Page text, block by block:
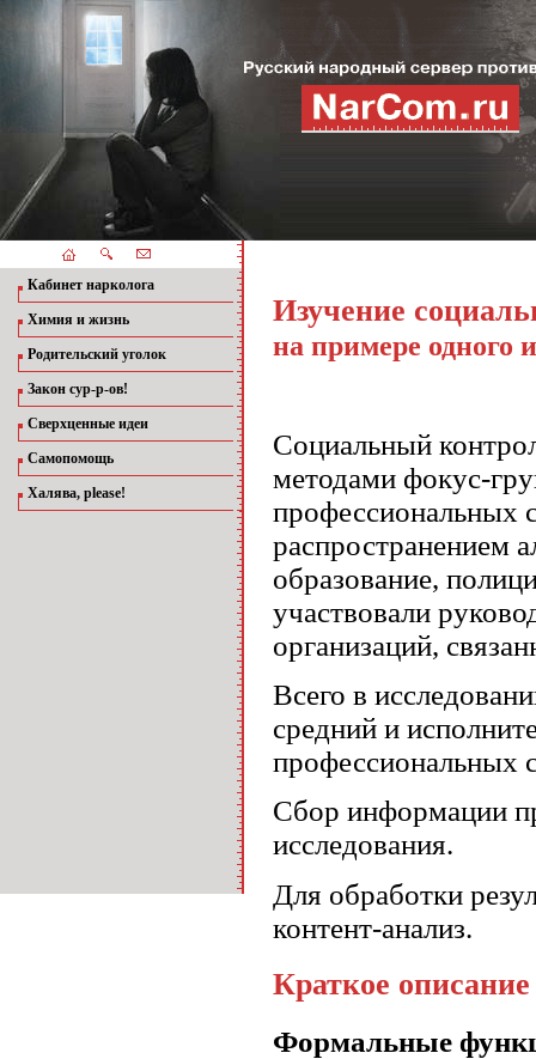
Кабинет нарколога
Химия и жизнь
Родительский уголок
Закон сур-р-ов!
Сверхценные идеи
Самопомощь
Халява, please!
Изучение
на примере одного
Социальный
методами фокус-
профессиональных
распространением
образование,
участвовали
организаций,
Всего в
средний и
профессиональных
Сбор информации
исследования.
Для обработки
контент-анализ.
Краткое описание
Формальные